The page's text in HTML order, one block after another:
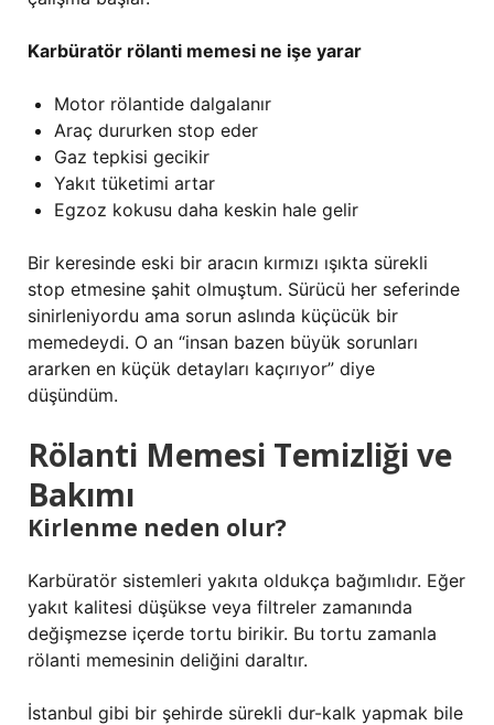
Karbüratör rölanti memesi ne işe yarar
Motor rölantide dalgalanır
Araç dururken stop eder
Gaz tepkisi gecikir
Yakıt tüketimi artar
Egzoz kokusu daha keskin hale gelir
Bir keresinde eski bir aracın kırmızı ışıkta sürekli
stop etmesine şahit olmuştum. Sürücü her seferinde
sinirleniyordu ama sorun aslında küçücük bir
memedeydi. O an “insan bazen büyük sorunları
ararken en küçük detayları kaçırıyor” diye
düşündüm.
Rölanti Memesi Temizliği ve
Bakımı
Kirlenme neden olur?
Karbüratör sistemleri yakıta oldukça bağımlıdır. Eğer
yakıt kalitesi düşükse veya filtreler zamanında
değişmezse içerde tortu birikir. Bu tortu zamanla
rölanti memesinin deliğini daraltır.
İstanbul gibi bir şehirde sürekli dur-kalk yapmak bile